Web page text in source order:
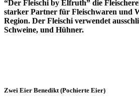
“Der Fleischi by Elfruth” die
starker Partner für Fleischwaren und
Region. Der Fleischi verwendet
Schweine, und Hühner.
Zwei Eier Benedikt (Pochierte Eier)